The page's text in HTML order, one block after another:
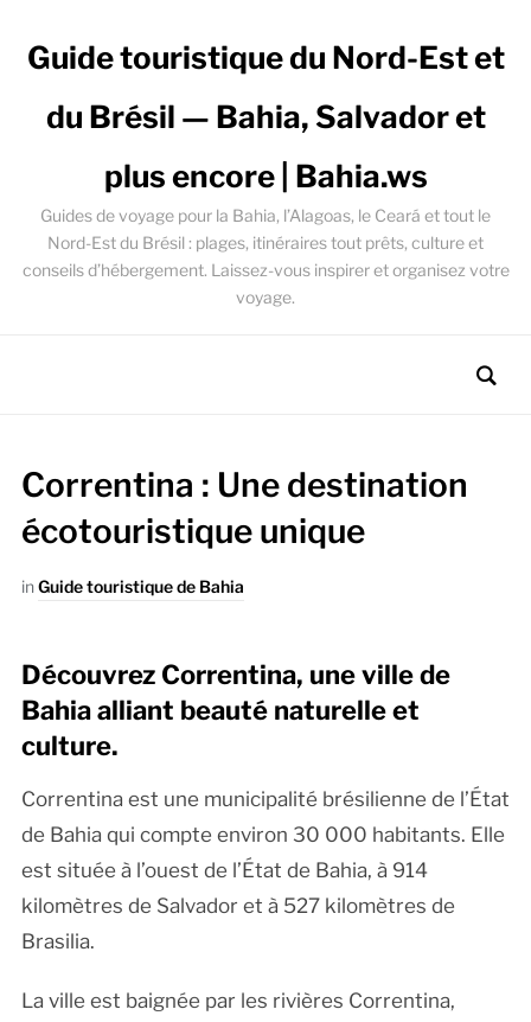
Guide touristique du Nord-Est et
du Brésil — Bahia, Salvador et
plus encore | Bahia.ws
Guides de voyage pour la Bahia, l’Alagoas, le Ceará et tout le
Nord-Est du Brésil : plages, itinéraires tout prêts, culture et
conseils d’hébergement. Laissez-vous inspirer et organisez votre
voyage.
Correntina : Une destination
écotouristique unique
inGuide touristique de Bahia
Découvrez Correntina, une ville de
Bahia alliant beauté naturelle et
culture.
Correntina est une municipalité brésilienne de l’État
de Bahia qui compte environ 30 000 habitants. Elle
est située à l’ouest de l’État de Bahia, à 914
kilomètres de Salvador et à 527 kilomètres de
Brasilia.
La ville est baignée par les rivières Correntina,